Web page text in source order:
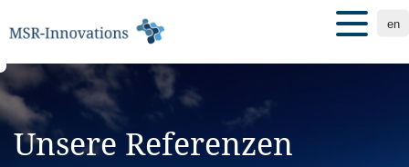
en
Unsere Referenzen